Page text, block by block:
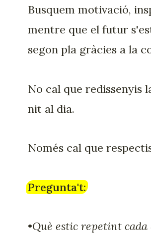
Busquem motivació,
mentre que el futur
segon pla gràcies a la
No cal que redissenyis
nit al dia.
Només cal que
Pregunta't:
•Què estic repetint cada